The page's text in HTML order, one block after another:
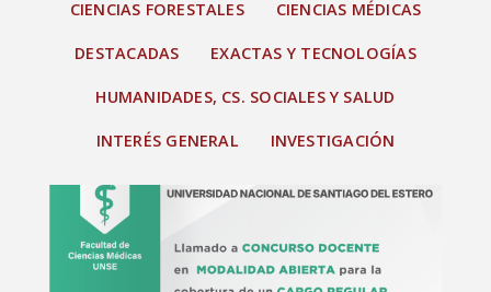
CIENCIAS FORESTALES CIENCIAS MÉDICAS
DESTACADAS EXACTAS Y TECNOLOGÍAS
HUMANIDADES, CS. SOCIALES Y SALUD
INTERÉS GENERAL INVESTIGACIÓN